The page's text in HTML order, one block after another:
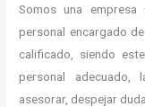
Somos una
personal encargado
calificado, siendo
personal adecuado,
asesorar, despejar